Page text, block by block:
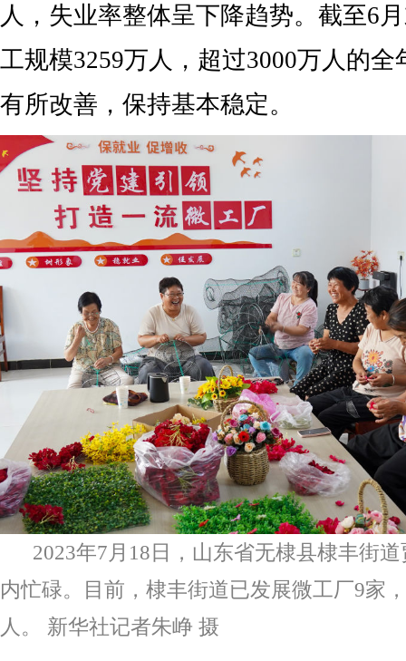
人，失业率整体呈下降趋势。截至6
工规模3259万人，超过3000万人的
有所改善，保持基本稳定。
2023年7月18日，山东省无棣县棣丰街
内忙碌。目前，棣丰街道已发展微工厂9家
人。 新华社记者朱峥 摄